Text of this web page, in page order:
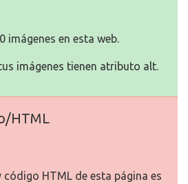
imágenes en esta web.
imágenes tienen atributo alt.
HTML
HTML de esta página es